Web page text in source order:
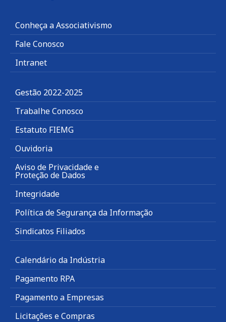
Conheça a Associativismo
Fale Conosco
Intranet
Gestão 2022-2025
Trabalhe Conosco
Estatuto FIEMG
Ouvidoria
Aviso de Privacidade e
Proteção de Dados
Integridade
Política de Segurança da Informação
Sindicatos Filiados
Calendário da Indústria
Pagamento RPA
Pagamento a Empresas
Licitações e Compras